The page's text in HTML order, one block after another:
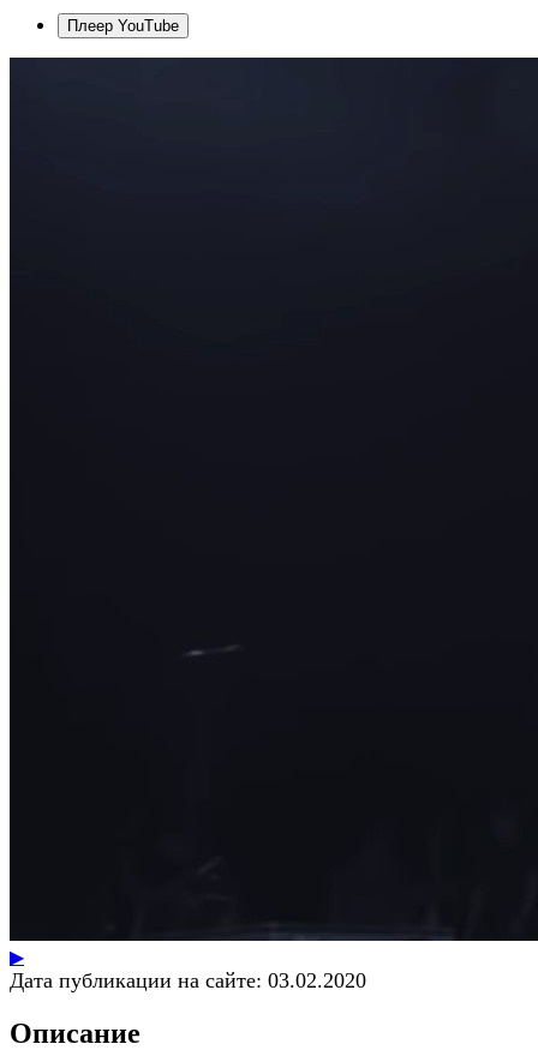
Плеер YouTube
▶
Дата публикации на сайте: 03.02.2020
Описание